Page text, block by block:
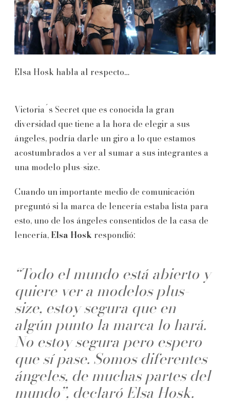
Elsa Hosk habla al respecto…
Victoria´s Secret que es conocida la gran
diversidad que tiene a la hora de elegir a sus
ángeles, podría darle un giro a lo que estamos
acostumbrados a ver al sumar a sus integrantes a
una modelo plus-size.
Cuando un importante medio de comunicación
preguntó si la marca de lencería estaba lista para
esto, uno de los ángeles consentidos de la casa de
lencería, Elsa Hosk respondió:
“Todo el mundo está abierto y
quiere ver a modelos plus-
size, estoy segura que en
algún punto la marca lo hará.
No estoy segura pero espero
que sí pase. Somos diferentes
ángeles, de muchas partes del
mundo”, declaró Elsa Hosk.